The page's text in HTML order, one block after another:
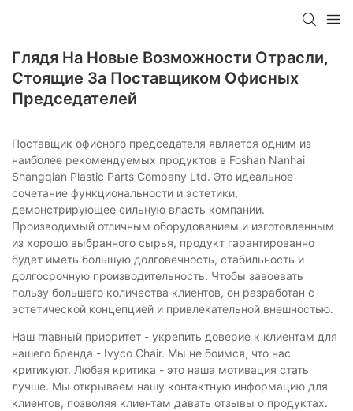
Глядя На Новые Возможности Отрасли,
Стоящие За Поставщиком Офисных
Председателей
Поставщик офисного председателя является одним из
наиболее рекомендуемых продуктов в Foshan Nanhai
Shangqian Plastic Parts Company Ltd. Это идеальное
сочетание функциональности и эстетики,
демонстрирующее сильную власть компании.
Производимый отличным оборудованием и изготовленным
из хорошо выбранного сырья, продукт гарантированно
будет иметь большую долговечность, стабильность и
долгосрочную производительность. Чтобы завоевать
пользу большего количества клиентов, он разработан с
эстетической концепцией и привлекательной внешностью.
Наш главный приоритет - укрепить доверие к клиентам для
нашего бренда - Ivyco Chair. Мы не боимся, что нас
критикуют. Любая критика - это наша мотивация стать
лучше. Мы открываем нашу контактную информацию для
клиентов, позволяя клиентам давать отзывы о продуктах.